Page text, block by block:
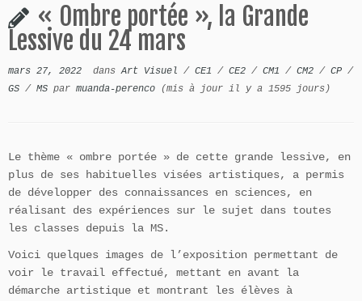
« Ombre portée », la Grande
Lessive du 24 mars
mars 27, 2022 dansArt Visuel / CE1 / CE2 / CM1 / CM2 / CP /
GS / MS par muanda-perenco (mis à jour il y a 1595 jours)
Le thème « ombre portée » de cette grande lessive, en
plus de ses habituelles visées artistiques, a permis
de développer des connaissances en sciences, en
réalisant des expériences sur le sujet dans toutes
les classes depuis la MS.
Voici quelques images de l’exposition permettant de
voir le travail effectué, mettant en avant la
démarche artistique et montrant les élèves à